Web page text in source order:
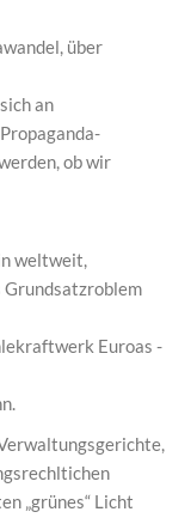
über
an
ob wir
weltweit,
Euroas -
„grünes“ Licht